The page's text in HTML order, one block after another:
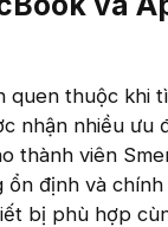
quen thuộc khi
nhận nhiều ưu
thành viên
định và
bị phù hợp